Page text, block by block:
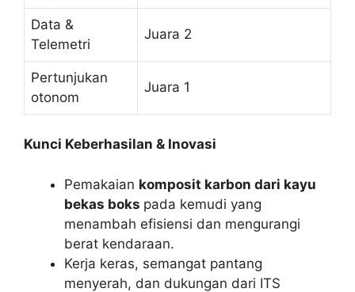
Data &
Telemetri
Juara 2
Pertunjukan
otonom
Juara 1
Kunci Keberhasilan & Inovasi
Pemakaian komposit karbon dari kayu
bekas boks pada kemudi yang
menambah efisiensi dan mengurangi
berat kendaraan.
Kerja keras, semangat pantang
menyerah, dan dukungan dari ITS